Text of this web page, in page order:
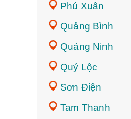
Phú Xuân
Quảng Bình
Quảng Ninh
Quý Lộc
Sơn Điện
Tam Thanh